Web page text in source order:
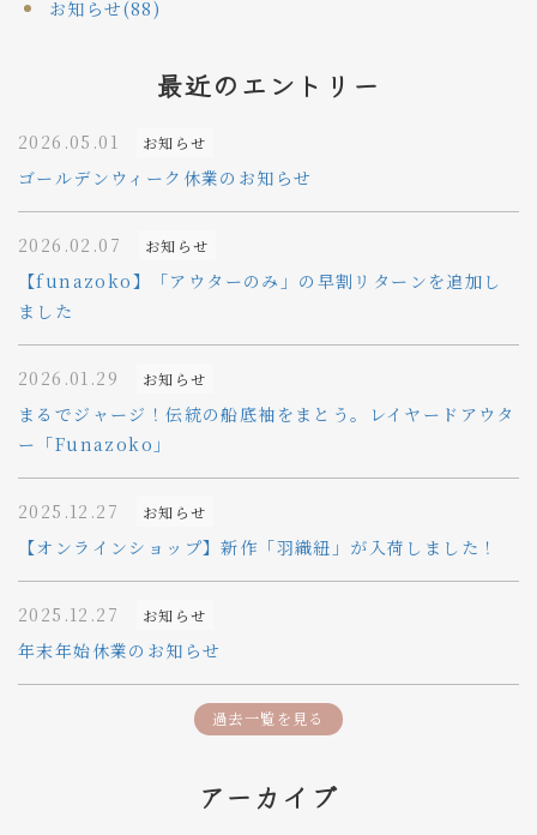
お知らせ(88)
最近のエントリー
2026.05.01 お知らせ
ゴールデンウィーク休業のお知らせ
2026.02.07 お知らせ
【funazoko】「アウターのみ」の早割リターンを追加し
ました
2026.01.29 お知らせ
まるでジャージ！伝統の船底袖をまとう。レイヤードアウタ
ー「Funazoko」
2025.12.27 お知らせ
【オンラインショップ】新作「羽織紐」が入荷しました！
2025.12.27 お知らせ
年末年始休業のお知らせ
過去一覧を見る
アーカイブ